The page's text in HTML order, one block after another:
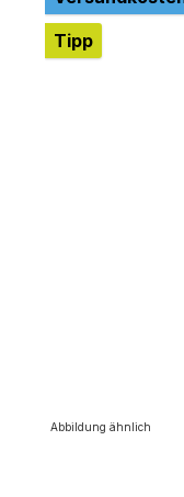
Tipp
Abbildung ähnlich